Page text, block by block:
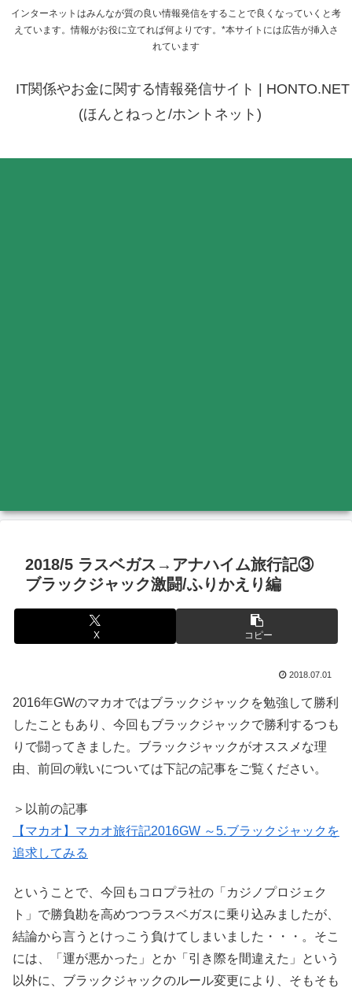
インターネットはみんなが質の良い情報発信をすることで良くなっていくと考
えています。情報がお役に立てれば何よりです。*本サイトには広告が挿入さ
れています
IT関係やお金に関する情報発信サイト | HONTO.NET
(ほんとねっと/ホントネット)
2018/5 ラスベガス→アナハイム旅行記③
ブラックジャック激闘/ふりかえり編
X コピー
2018.07.01
2016年GWのマカオではブラックジャックを勉強して勝利
したこともあり、今回もブラックジャックで勝利するつも
りで闘ってきました。ブラックジャックがオススメな理
由、前回の戦いについては下記の記事をご覧ください。
＞以前の記事
【マカオ】マカオ旅行記2016GW ～5.ブラックジャックを
追求してみる
ということで、今回もコロプラ社の「カジノプロジェク
ト」で勝負勘を高めつつラスベガスに乗り込みましたが、
結論から言うとけっこう負けてしまいました・・・。そこ
には、「運が悪かった」とか「引き際を間違えた」という
以外に、ブラックジャックのルール変更により、そもそも